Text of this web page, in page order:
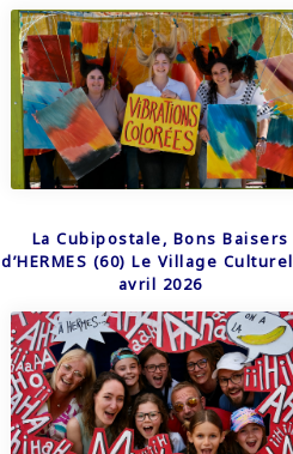
La Cubipostale, Bons Baisers
d’HERMES (60) Le Village
avril 2026